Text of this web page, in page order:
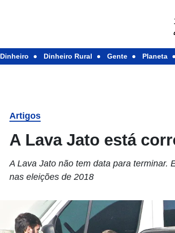
Dinheiro Dinheiro Rural Gente Planeta
Artigos
A Lava Jato está
A Lava Jato não tem data para terminar.
nas eleições de 2018